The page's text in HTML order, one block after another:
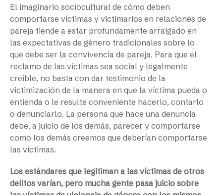
El imaginario sociocultural de cómo deben
comportarse víctimas y victimarios en relaciones de
pareja tiende a estar profundamente arraigado en
las expectativas de género tradicionales sobre lo
que debe ser la convivencia de pareja. Para que el
reclamo de las víctimas sea social y legalmente
creíble, no basta con dar testimonio de la
victimización de la manera en que la víctima pueda o
entienda o le resulte conveniente hacerlo, contarlo
o denunciarlo. La persona que hace una denuncia
debe, a juicio de los demás, parecer y comportarse
como los demás creemos que deberían comportarse
las víctimas.
Los estándares que legitiman a las víctimas de otros
delitos varían, pero mucha gente pasa juicio sobre